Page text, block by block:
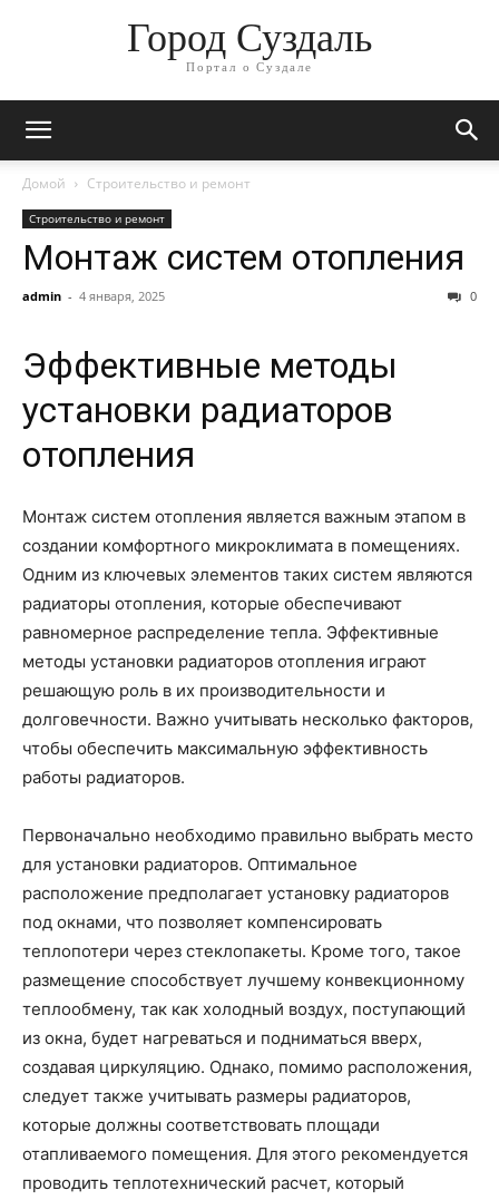
Город Суздаль
Портал о Суздале
Домой Строительство и ремонт
Строительство и ремонт
Монтаж систем отопления
admin - 4 января, 2025 0
Эффективные методы
установки радиаторов
отопления
Монтаж систем отопления является важным этапом в
создании комфортного микроклимата в помещениях.
Одним из ключевых элементов таких систем являются
радиаторы отопления, которые обеспечивают
равномерное распределение тепла. Эффективные
методы установки радиаторов отопления играют
решающую роль в их производительности и
долговечности. Важно учитывать несколько факторов,
чтобы обеспечить максимальную эффективность
работы радиаторов.
Первоначально необходимо правильно выбрать место
для установки радиаторов. Оптимальное
расположение предполагает установку радиаторов
под окнами, что позволяет компенсировать
теплопотери через стеклопакеты. Кроме того, такое
размещение способствует лучшему конвекционному
теплообмену, так как холодный воздух, поступающий
из окна, будет нагреваться и подниматься вверх,
создавая циркуляцию. Однако, помимо расположения,
следует также учитывать размеры радиаторов,
которые должны соответствовать площади
отапливаемого помещения. Для этого рекомендуется
проводить теплотехнический расчет, который